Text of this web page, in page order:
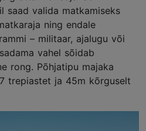
saad valida matkamiseks
ning endale
– militaar, ajalugu või
vahel sõidab
rong. Põhjatipu majaka
trepiastet ja 45m kõrguselt